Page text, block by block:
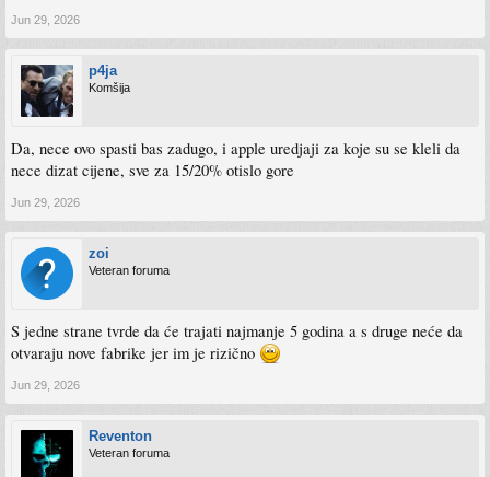
Jun 29, 2026
p4ja
Komšija
Da, nece ovo spasti bas zadugo, i apple uredjaji za koje su se kleli da
nece dizat cijene, sve za 15/20% otislo gore
Jun 29, 2026
zoi
Veteran foruma
S jedne strane tvrde da će trajati najmanje 5 godina a s druge neće da
otvaraju nove fabrike jer im je rizično
Jun 29, 2026
Reventon
Veteran foruma